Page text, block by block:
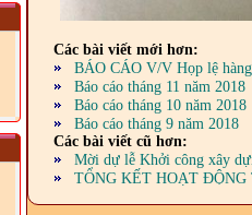
Các bài viết mới hơn:
BÁO CÁO V/V Họp lệ
Báo cáo tháng 11 năm 2018
Báo cáo tháng 10 năm 2018
Báo cáo tháng 9 năm 2018
Các bài viết cũ hơn:
Mời dự lễ Khởi công xây
TỔNG KẾT HOẠT